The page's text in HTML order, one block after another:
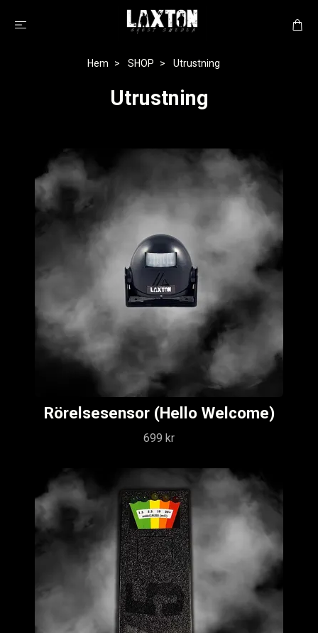
Hem SHOP Utrustning
Utrustning
Rörelsesensor (Hello Welcome)
699 kr